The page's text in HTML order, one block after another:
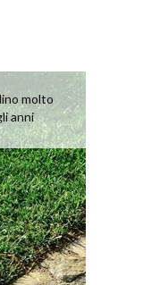
molto
anni